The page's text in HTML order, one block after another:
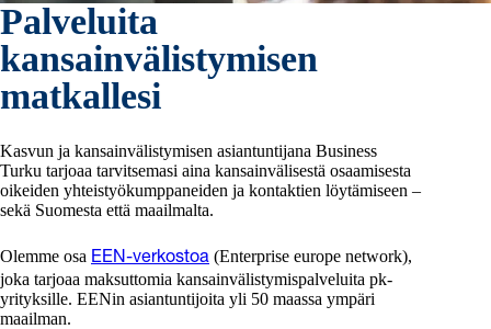
Palveluita
kansainvälistymisen
matkallesi
Kasvun ja kansainvälistymisen asiantuntijana Business
Turku tarjoaa tarvitsemasi aina kansainvälisestä osaamisesta
oikeiden yhteistyökumppaneiden ja kontaktien löytämiseen –
sekä Suomesta että maailmalta.
Olemme osa EEN-verkostoa (Enterprise europe network),
joka tarjoaa maksuttomia kansainvälistymispalveluita pk-
yrityksille. EENin asiantuntijoita yli 50 maassa ympäri
maailman.